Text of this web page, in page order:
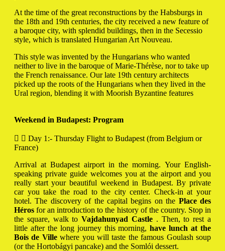
At the time of the great reconstructions by the Habsburgs in
the 18th and 19th centuries, the city received a new feature of
a baroque city, with splendid buildings, then in the Secessio
style, which is translated Hungarian Art Nouveau.
This style was invented by the Hungarians who wanted
neither to live in the baroque of Marie-Thérèse, nor to take up
the French renaissance. Our late 19th century architects
picked up the roots of the Hungarians when they lived in the
Ural region, blending it with Moorish Byzantine features
Weekend in Budapest: Program
Day 1:- Thursday Flight to Budapest (from Belgium or
France)
Arrival at Budapest airport in the morning. Your English-
speaking private guide welcomes you at the airport and you
really start your beautiful weekend in Budapest. By private
car you take the road to the city center. Check-in at your
hotel. The discovery of the capital begins on the Place des
Héros for an introduction to the history of the country. Stop in
the square, walk toVajdahunyad Castle . Then, to rest a
little after the long journey this morning,have lunch at the
Bois de Villewhere you will taste the famous Goulash soup
(or the Hortobágyi pancake) and the Somlói dessert.